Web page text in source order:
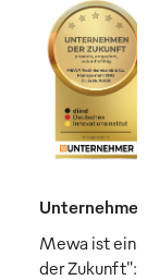
Unternehmen
Mewa ist ein
der Zukunft":